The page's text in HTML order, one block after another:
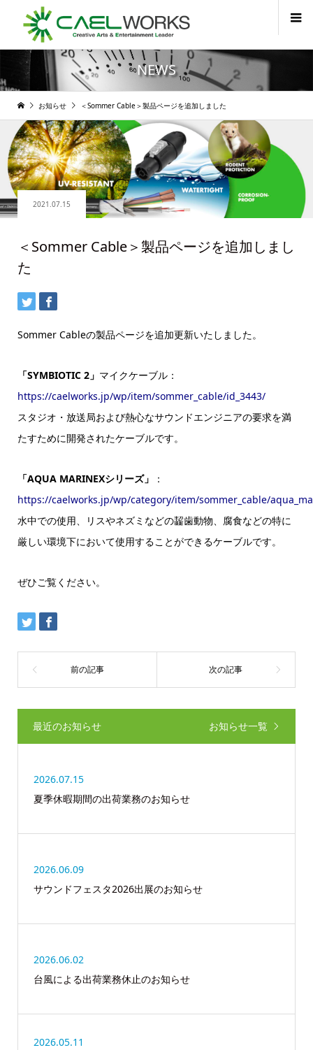
NEWS
お知らせ ＜Sommer Cable＞製品ページを追加しました
2021.07.15
＜Sommer Cable＞製品ページを追加しまし
た
Sommer Cableの製品ページを追加更新いたしました。
「SYMBIOTIC 2」 マイクケーブル：
https://caelworks.jp/wp/item/sommer_cable/id_3443/
スタジオ・放送局および熱心なサウンドエンジニアの要求を満
たすために開発されたケーブルです。
「AQUA MARINEXシリーズ」
：
https://caelworks.jp/wp/category/item/sommer_cable/
水中での使用、リスやネズミなどの齧歯動物、腐食などの特に
厳しい環境下において使用することができるケーブルです。
ぜひご覧ください。
最近のお知らせ お知らせ一覧
2026.07.15
夏季休暇期間の出荷業務のお知らせ
2026.06.09
サウンドフェスタ2026出展のお知らせ
2026.06.02
台風による出荷業務休止のお知らせ
2026.05.11